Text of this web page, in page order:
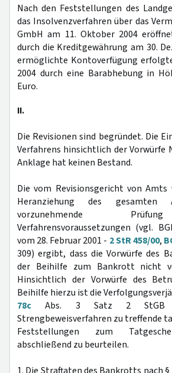
Nach den Feststellungen des
das Insolvenzverfahren über das
GmbH am 11. Oktober 2004
durch die Kreditgewährung am 30.
ermöglichte Kontoverfügung
2004 durch eine Barabhebung in
Euro.
II.
Die Revisionen sind begründet. Die
Verfahrens hinsichtlich der Vorwürfe
Anklage hat keinen Bestand.
Die vom Revisionsgericht von Amts
Heranziehung des gesamten
vorzunehmende
Verfahrensvoraussetzungen (vgl.
vom 28. Februar 2001 - 2 StR 458/00,
309) ergibt, dass die Vorwürfe des
der Beihilfe zum Bankrott nicht
Hinsichtlich der Vorwürfe des
Beihilfe hierzu ist die
78c Abs. 3 Satz 2 StGB
Strengbeweisverfahren zu treffende
Feststellungen zum
abschließend zu beurteilen.